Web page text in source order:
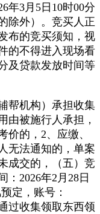
年3月5日10时00分
除外）。竞买人正
布的竞买须知，视
的不得进入现场看
及贷款发放时间等
机构）承担收集
由被施行人承担，
价的，2、应缴、
无法通知的，单案
成交的，（五）竞
：2026年2月28日
定，账号：
过收集领取东西领